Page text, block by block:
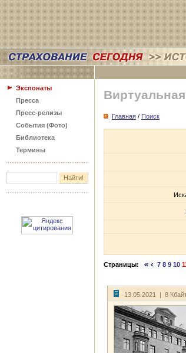
Экспонаты
Пресса
Пресс-релизы
События (Фото)
Библиотека
Термины
Главная / Поиск
Страницы: 7 8 9 10
13.05.2021 | 8